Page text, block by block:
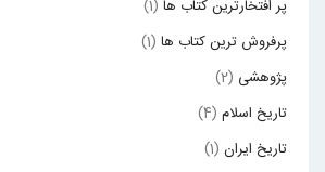
پر افتخارترین کتاب ها (1)
پرفروش ترین کتاب ها (1)
پژوهشی (2)
تاریخ اسلام (4)
تاریخ ایران (1)